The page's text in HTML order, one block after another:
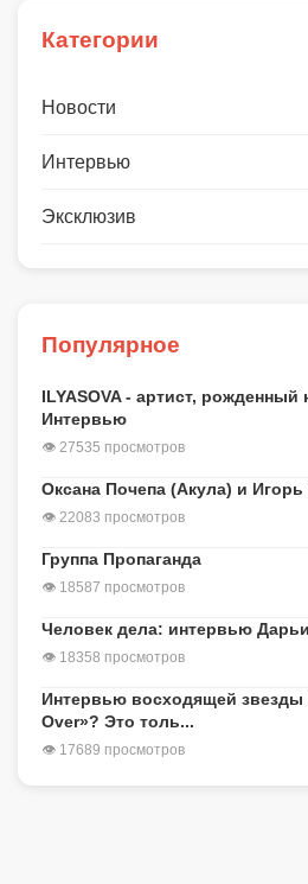
Категории
Новости
Интервью
Эксклюзив
Популярное
ILYASOVA - артист, рожденный
Интервью
👁 27535 просмотров
Оксана Почепа (Акула) и
👁 22083 просмотров
Группа Пропаганда
👁 18587 просмотров
Человек дела: интервью
👁 18358 просмотров
Интервью восходящей звезды
Over»? Это толь...
👁 17689 просмотров